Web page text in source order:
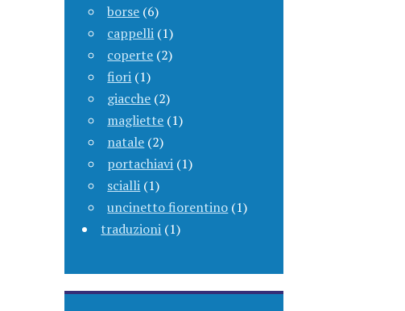
borse (6)
cappelli (1)
coperte (2)
fiori (1)
giacche (2)
magliette (1)
natale (2)
portachiavi (1)
scialli (1)
uncinetto fiorentino (1)
traduzioni (1)